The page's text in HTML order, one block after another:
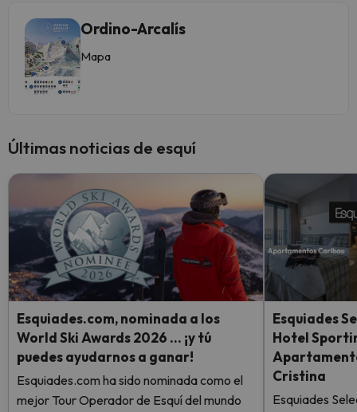
Ordino-Arcalís
Mapa
Últimas noticias de esquí
Esquiades.com, nominada a los
World Ski Awards 2026 … ¡y tú
puedes ayudarnos a ganar!
Esquiades.com ha sido nominada como el
mejor Tour Operador de Esquí del mundo
Esquiades
Hotel
Cristina
Esquiades